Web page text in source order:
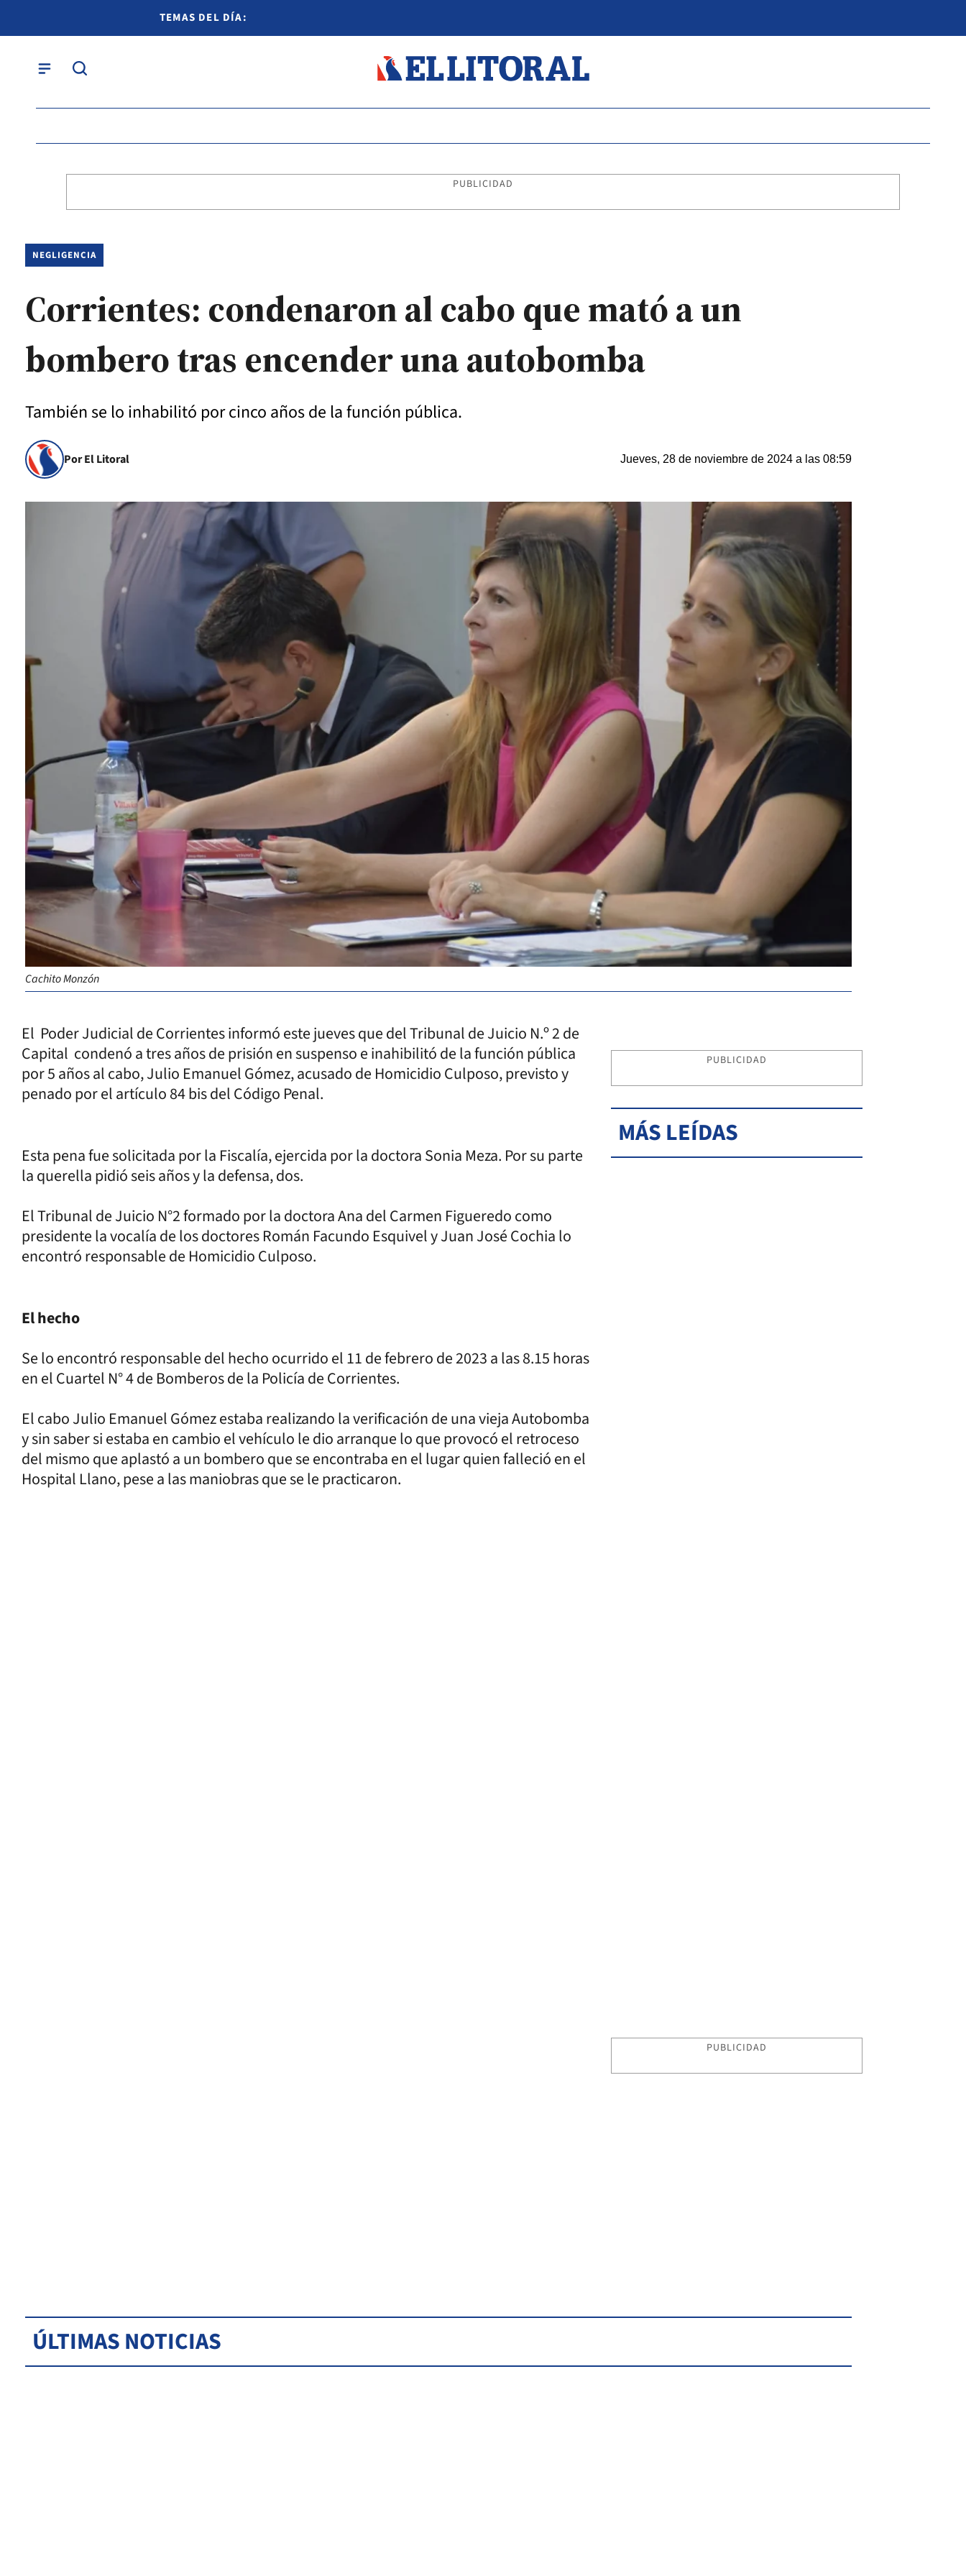
TEMAS DEL DÍA:
PUBLICIDAD
NEGLIGENCIA
Corrientes: condenaron al cabo que mató a un
bombero tras encender una autobomba
También se lo inhabilitó por cinco años de la función pública.
Por El Litoral Jueves, 28 de noviembre de 2024 a las 08:59
Cachito Monzón
El Poder Judicial de Corrientes informó este jueves que del Tribunal de Juicio N.º 2 de
Capital condenó a tres años de prisión en suspenso e inahibilitó de la función pública
por 5 años al cabo, Julio Emanuel Gómez, acusado de Homicidio Culposo, previsto y
penado por el artículo 84 bis del Código Penal.
Esta pena fue solicitada por la Fiscalía, ejercida por la doctora Sonia Meza. Por su parte
la querella pidió seis años y la defensa, dos.
El Tribunal de Juicio N°2 formado por la doctora Ana del Carmen Figueredo como
presidente la vocalía de los doctores Román Facundo Esquivel y Juan José Cochia lo
encontró responsable de Homicidio Culposo.
El hecho
Se lo encontró responsable del hecho ocurrido el 11 de febrero de 2023 a las 8.15 horas
en el Cuartel N° 4 de Bomberos de la Policía de Corrientes.
El cabo Julio Emanuel Gómez estaba realizando la verificación de una vieja Autobomba
y sin saber si estaba en cambio el vehículo le dio arranque lo que provocó el retroceso
del mismo que aplastó a un bombero que se encontraba en el lugar quien falleció en el
Hospital Llano, pese a las maniobras que se le practicaron.
PUBLICIDAD
MÁS LEÍDAS
PUBLICIDAD
ÚLTIMAS NOTICIAS